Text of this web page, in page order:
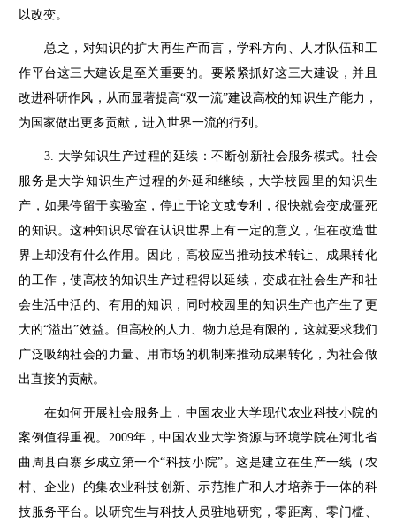
以改变。
总之，对知识的扩大再生产而言，学科方向、人才队伍和工
作平台这三大建设是至关重要的。要紧紧抓好这三大建设，并且
改进科研作风，从而显著提高“双一流”建设高校的知识生产能力，
为国家做出更多贡献，进入世界一流的行列。
3. 大学知识生产过程的延续：不断创新社会服务模式。社会
服务是大学知识生产过程的外延和继续，大学校园里的知识生
产，如果停留于实验室，停止于论文或专利，很快就会变成僵死
的知识。这种知识尽管在认识世界上有一定的意义，但在改造世
界上却没有什么作用。因此，高校应当推动技术转让、成果转化
的工作，使高校的知识生产过程得以延续，变成在社会生产和社
会生活中活的、有用的知识，同时校园里的知识生产也产生了更
大的“溢出”效益。但高校的人力、物力总是有限的，这就要求我们
广泛吸纳社会的力量、用市场的机制来推动成果转化，为社会做
出直接的贡献。
在如何开展社会服务上，中国农业大学现代农业科技小院的
案例值得重视。2009年，中国农业大学资源与环境学院在河北省
曲周县白寨乡成立第一个“科技小院”。这是建立在生产一线（农
村、企业）的集农业科技创新、示范推广和人才培养于一体的科
技服务平台。以研究生与科技人员驻地研究，零距离、零门槛、